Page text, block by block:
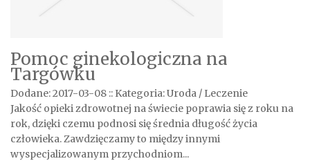
Pomoc ginekologiczna na
Targówku
Dodane: 2017-03-08 :: Kategoria: Uroda / Leczenie
Jakość opieki zdrowotnej na świecie poprawia się z roku na
rok, dzięki czemu podnosi się średnia długość życia
człowieka. Zawdzięczamy to między innymi
wyspecjalizowanym przychodniom...